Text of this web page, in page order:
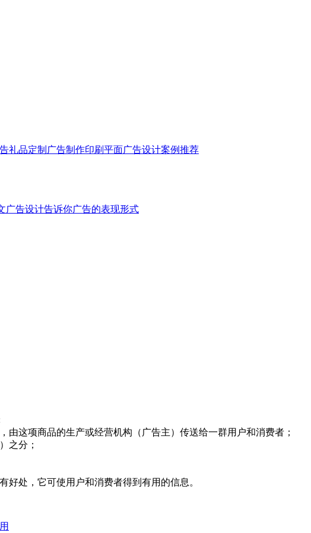
礼品定制 广告制作印刷平面广告设计案例推荐
广告设计告诉你广告的表现形式
由这项商品的生产或经营机构（广告主）传送给一群用户和消费者；
之分；
好处，它可使用户和消费者得到有用的信息。